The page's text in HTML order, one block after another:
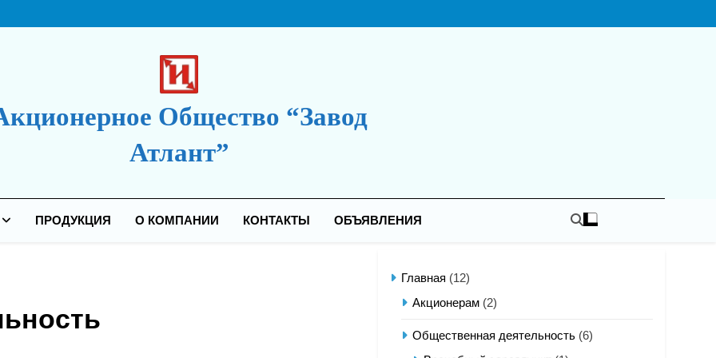
Общество “Завод
Атлант”
ПРОДУКЦИЯ О КОМПАНИИ КОНТАКТЫ ОБЪЯВЛЕНИЯ
Главная (12)
Акционерам (2)
Общественная деятельность (6)